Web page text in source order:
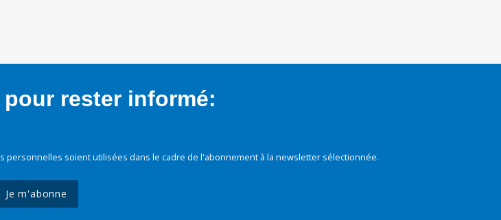
rester informé:
personnelles soient utilisées dans le cadre de l'abonnement à la newsletter sélectionnée.
Je m'abonne